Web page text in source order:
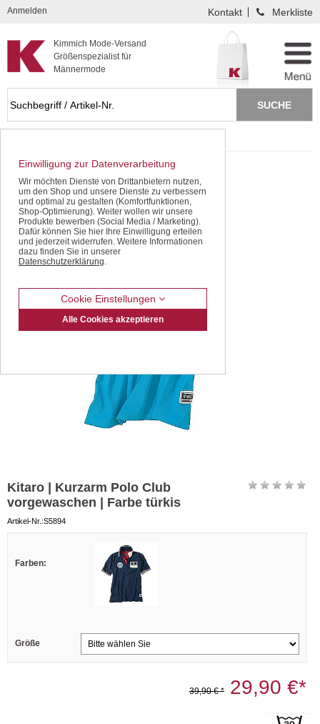
Kompletten Head der Seite überspringen
Kimmich Mode-Versand
Größenspezialist für
Männermode
Anmelden Kontakt Merkliste
Kitaro | Kurzarm Polo Club
vorgewaschen | Farbe türkis
Artikel-Nr.:S5894
Farben:
Größe
39,90 € * 29,90 €*
Einwilligung zur Datenverarbeitung
Wir möchten Dienste von Drittanbietern nutzen,
um den Shop und unsere Dienste zu verbessern
und optimal zu gestalten (Komfortfunktionen,
Shop-Optimierung). Weiter wollen wir unsere
Produkte bewerben (Social Media / Marketing).
Dafür können Sie hier Ihre Einwilligung erteilen
und jederzeit widerrufen. Weitere Informationen
dazu finden Sie in unserer
Datenschutzerklärung.
Cookie Einstellungen
Alle Cookies akzeptieren